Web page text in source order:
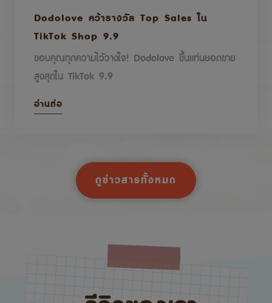
Dodolove คว้ารางวัล Top Sales ใน
TikTok Shop 9.9
ขอบคุณทุกความไว้วางใจ! Dodolove ขึ้นแท่นยอดขาย
สูงสุดใน TikTok 9.9
อ่านต่อ
ดูข่าวสารทั้งหมด